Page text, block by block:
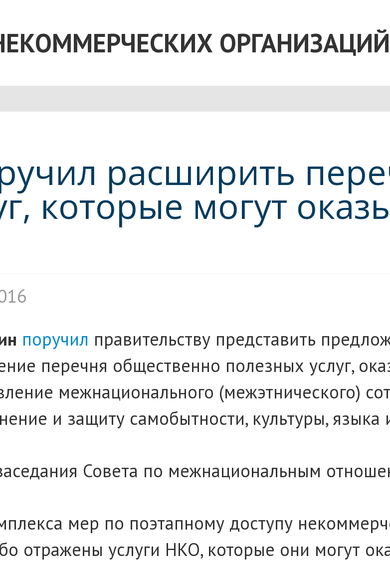
расширить
которые могут
поручил правительству представить
перечня общественно полезных услуг,
межнационального (межэтнического)
и защиту самобытности, культуры,
Совета по межнациональным
мер по поэтапному доступу
отражены услуги НКО, которые они могут